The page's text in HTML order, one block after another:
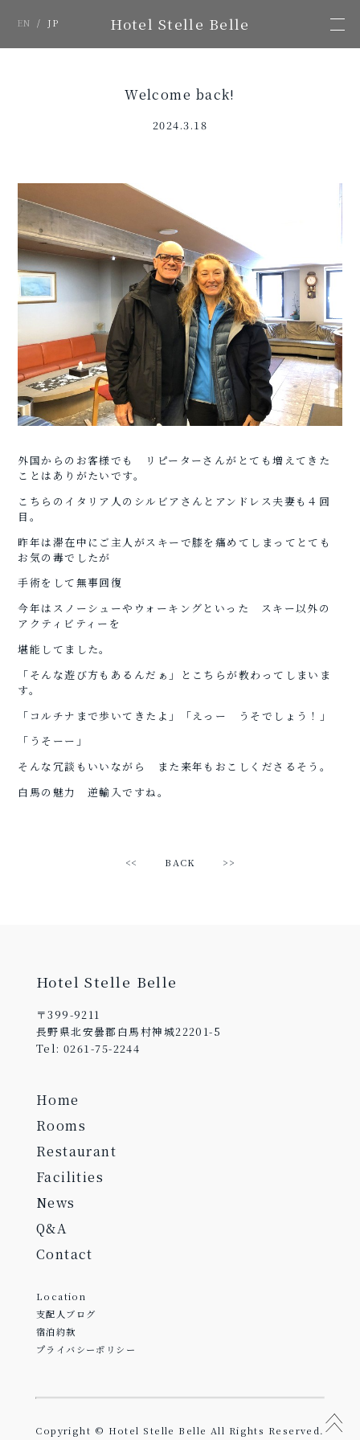
EN / JP Hotel Stelle Belle
Welcome back!
2024.3.18
外国からのお客様でも リピーターさんがとても増えてきた
ことはありがたいです。
こちらのイタリア人のシルビアさんとアンドレス夫妻も４回
目。
昨年は滞在中にご主人がスキーで膝を痛めてしまってとても
お気の毒でしたが
手術をして無事回復
今年はスノーシューやウォーキングといった スキー以外の
アクティビティーを
堪能してました。
「そんな遊び方もあるんだぁ」とこちらが教わってしまいま
す。
「コルチナまで歩いてきたよ」「えっー うそでしょう！」
「うそーー」
そんな冗談もいいながら また来年もおこしくださるそう。
白馬の魅力 逆輸入ですね。
<< BACK >>
Hotel Stelle Belle
〒399-9211
長野県北安曇郡白馬村神城22201-5
Tel: 0261-75-2244
Home
Rooms
Restaurant
Facilities
News
Q&A
Contact
Location
支配人ブログ
宿泊約款
プライバシーポリシー
Copyright © Hotel Stelle Belle All Rights Reserved.